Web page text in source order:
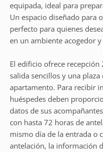
equipada, ideal para
Un espacio diseñado para
perfecto para quienes
en un ambiente acogedor
El edificio ofrece
salida sencillos y una
apartamento. Para recibir
huéspedes deben
datos de sus
con hasta 72 horas de
mismo día de la entrada o
antelación, la información